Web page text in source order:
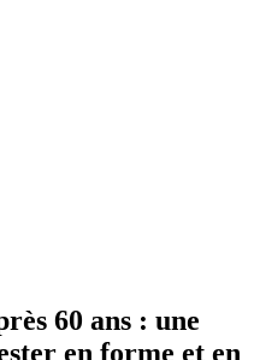
60 ans : une
en forme et en